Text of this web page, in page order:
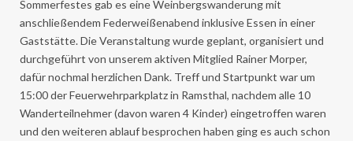
Sommerfestes gab es eine Weinbergswanderung mit
anschließendem Federweißenabend inklusive Essen in einer
Gaststätte. Die Veranstaltung wurde geplant, organisiert und
durchgeführt von unserem aktiven Mitglied Rainer Morper,
dafür nochmal herzlichen Dank. Treff und Startpunkt war um
15:00 der Feuerwehrparkplatz in Ramsthal, nachdem alle 10
Wanderteilnehmer (davon waren 4 Kinder) eingetroffen waren
und den weiteren ablauf besprochen haben ging es auch schon